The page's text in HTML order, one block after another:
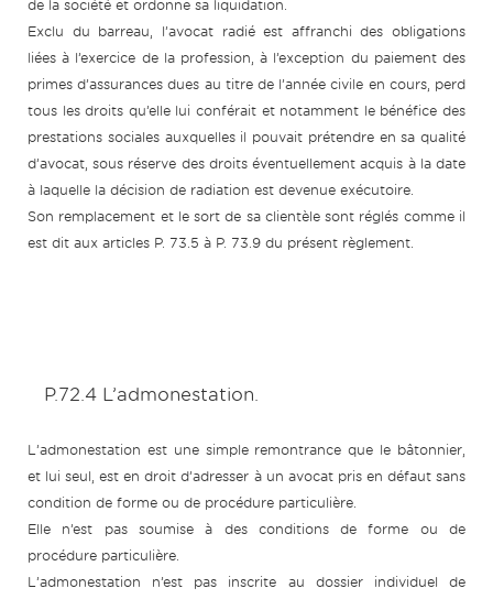
de la société et ordonne sa liquidation.
Exclu du barreau, l’avocat radié est affranchi des obligations
liées à l’exercice de la profession, à l’exception du paiement des
primes d’assurances dues au titre de l’année civile en cours, perd
tous les droits qu’elle lui conférait et notamment le bénéfice des
prestations sociales auxquelles il pouvait prétendre en sa qualité
d’avocat, sous réserve des droits éventuellement acquis à la date
à laquelle la décision de radiation est devenue exécutoire.
Son remplacement et le sort de sa clientèle sont réglés comme il
est dit aux articles P. 73.5 à P. 73.9 du présent règlement.
P.72.4 L’admonestation.
L’admonestation est une simple remontrance que le bâtonnier,
et lui seul, est en droit d’adresser à un avocat pris en défaut sans
condition de forme ou de procédure particulière.
Elle n’est pas soumise à des conditions de forme ou de
procédure particulière.
L’admonestation n’est pas inscrite au dossier individuel de